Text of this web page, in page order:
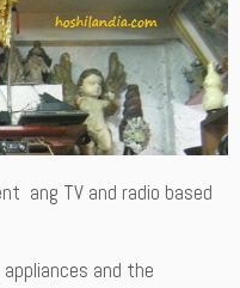
ang TV and radio based
and the